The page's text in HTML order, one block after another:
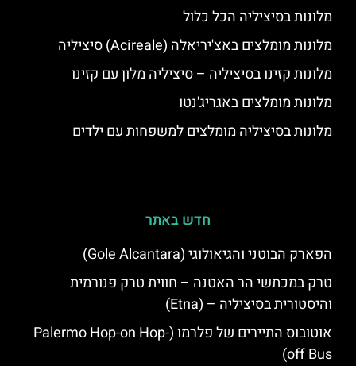
מלונות בסיציליה הכל כלול
מלונות מומלצים באצ'יריאלה (Acireale) סיציליה
מלונות קזינו בסיציליה – סיציליה מלון עם קזינו
מלונות מומלצים באגריג'נטו
מלונות בסיציליה מומלצים למשפחות עם ילדים
חדש באתר
הפארק הבוטני והגיאולוגי (Gole Alcantara)
טרק במכתשי הר האטנה – חווית טרק פנורמית
והיסטורית בסיציליה – (Etna)
אוטובוס התיירים של פלרמו (Palermo Hop-on Hop-
off Bus)